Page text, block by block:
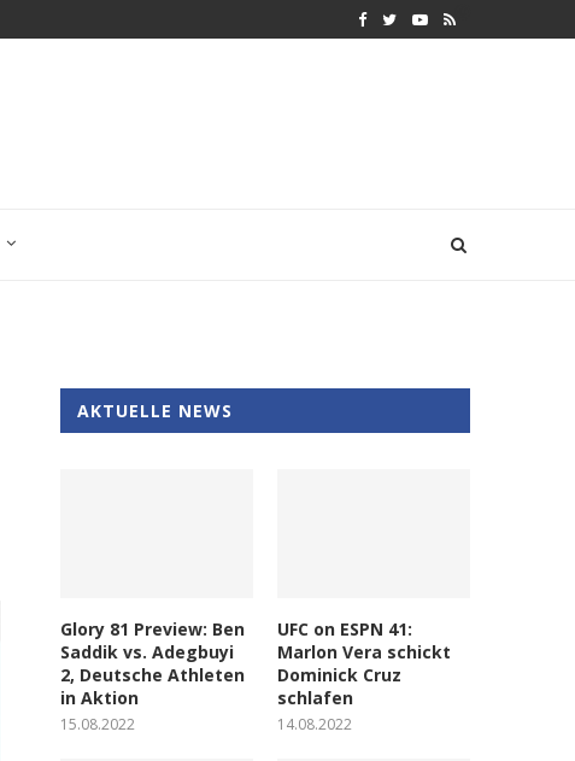
AKTUELLE NEWS
Glory 81 Preview: Ben
Saddik vs. Adegbuyi
2, Deutsche Athleten
in Aktion
15.08.2022
UFC on ESPN 41:
Marlon Vera schickt
Dominick Cruz
schlafen
14.08.2022